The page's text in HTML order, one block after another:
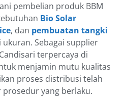
pembelian produk BBM
Bio Solar
, dan pembuatan tangki
Sebagai supplier
terpercaya di
menjamin mutu kualitas
proses distribusi telah
yang berlaku.